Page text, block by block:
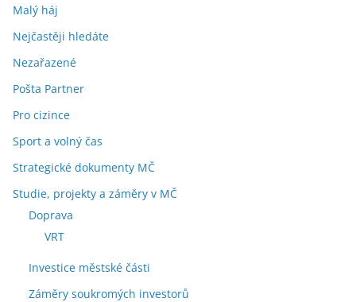
Malý háj
Nejčastěji hledáte
Nezařazené
Pošta Partner
Pro cizince
Sport a volný čas
Strategické dokumenty MČ
Studie, projekty a záměry v MČ
Doprava
VRT
Investice městské části
Záměry soukromých investorů